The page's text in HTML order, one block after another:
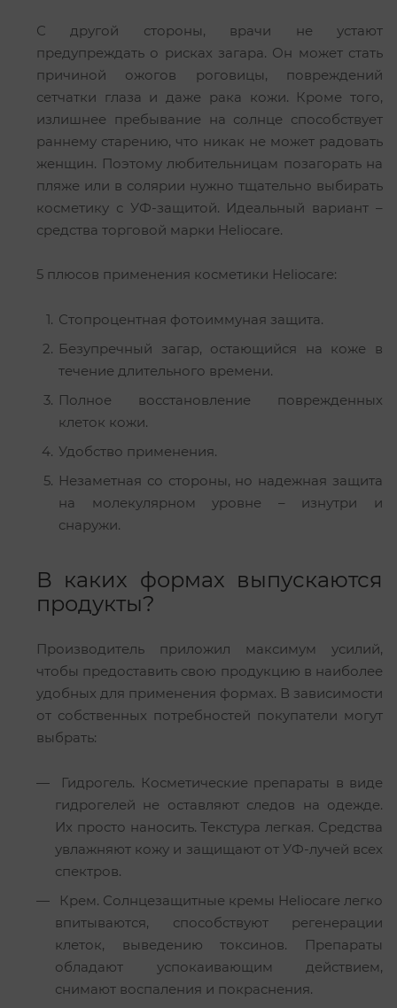
С другой стороны, врачи не устают
предупреждать о рисках загара. Он может стать
причиной ожогов роговицы, повреждений
сетчатки глаза и даже рака кожи. Кроме того,
излишнее пребывание на солнце способствует
раннему старению, что никак не может радовать
женщин. Поэтому любительницам позагорать на
пляже или в солярии нужно тщательно выбирать
косметику с УФ-защитой. Идеальный вариант –
средства торговой марки Heliocare.
5 плюсов применения косметики Heliocare:
Стопроцентная фотоиммуная защита.
Безупречный загар, остающийся на коже в
течение длительного времени.
Полное восстановление поврежденных
клеток кожи.
Удобство применения.
Незаметная со стороны, но надежная защита
на молекулярном уровне – изнутри и
снаружи.
В каких формах выпускаются
продукты?
Производитель приложил максимум усилий,
чтобы предоставить свою продукцию в наиболее
удобных для применения формах. В зависимости
от собственных потребностей покупатели могут
выбрать:
Гидрогель. Косметические препараты в виде
гидрогелей не оставляют следов на одежде.
Их просто наносить. Текстура легкая. Средства
увлажняют кожу и защищают от УФ-лучей всех
спектров.
Крем. Солнцезащитные кремы Heliocare легко
впитываются, способствуют регенерации
клеток, выведению токсинов. Препараты
обладают успокаивающим действием,
снимают воспаления и покраснения.